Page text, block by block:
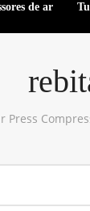
de ar
Press